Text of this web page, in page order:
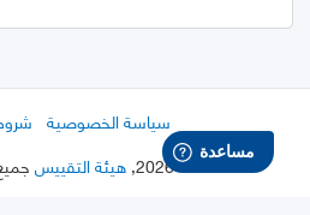
سياسة الخصوصية
©
2026
, هيئة التقييس